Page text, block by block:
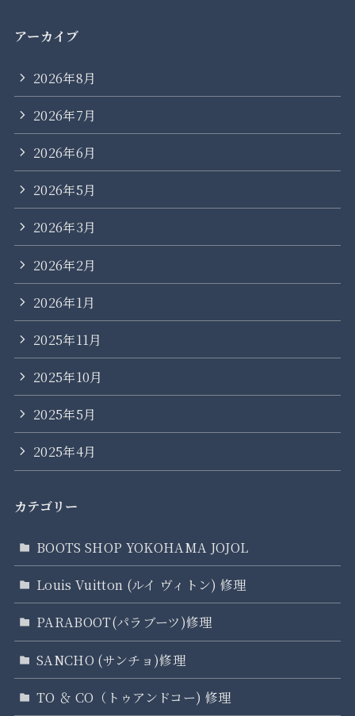
アーカイブ
2026年8月
2026年7月
2026年6月
2026年5月
2026年3月
2026年2月
2026年1月
2025年11月
2025年10月
2025年5月
2025年4月
カテゴリー
BOOTS SHOP YOKOHAMA JOJOL
Louis Vuitton (ルイ ヴィトン) 修理
PARABOOT(パラブーツ)修理
SANCHO (サンチョ)修理
TO ＆ CO（トゥアンドコー) 修理